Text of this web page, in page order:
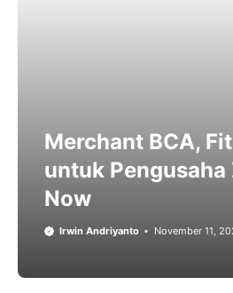
Merchant BCA,
untuk Pengusaha
Now
Irwin Andriyanto November 11,